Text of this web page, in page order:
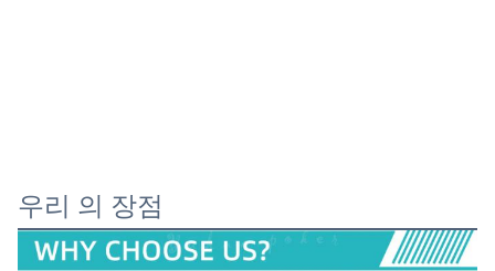
우리 의 장점